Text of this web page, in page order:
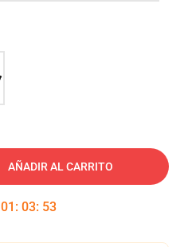
AÑADIR AL CARRITO
01 : 03: 52